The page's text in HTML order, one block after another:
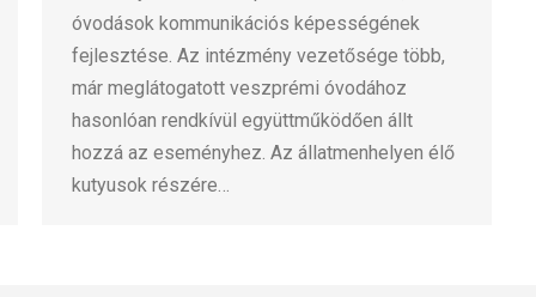
óvodások kommunikációs képességének
fejlesztése. Az intézmény vezetősége több,
már meglátogatott veszprémi óvodához
hasonlóan rendkívül együttműködően állt
hozzá az eseményhez. Az állatmenhelyen élő
kutyusok részére…